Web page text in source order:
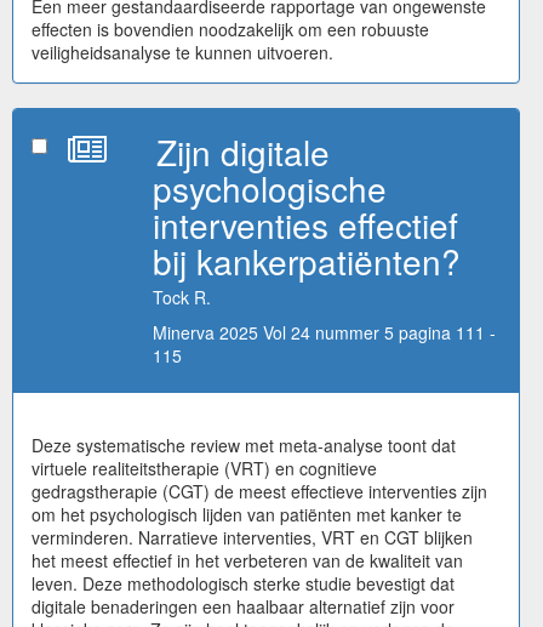
Een meer gestandaardiseerde rapportage van ongewenste
effecten is bovendien noodzakelijk om een robuuste
veiligheidsanalyse te kunnen uitvoeren.
Zijn digitale
psychologische
interventies effectief
bij kankerpatiënten?
Tock R.
Minerva 2025 Vol 24 nummer 5 pagina 111 -
115
Deze systematische review met meta-analyse toont dat
virtuele realiteitstherapie (VRT) en cognitieve
gedragstherapie (CGT) de meest effectieve interventies zijn
om het psychologisch lijden van patiënten met kanker te
verminderen. Narratieve interventies, VRT en CGT blijken
het meest effectief in het verbeteren van de kwaliteit van
leven. Deze methodologisch sterke studie bevestigt dat
digitale benaderingen een haalbaar alternatief zijn voor